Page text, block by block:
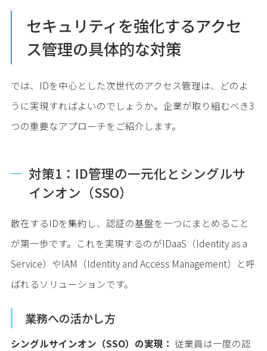
セキュリティを強化するアクセ
ス管理の具体的な対策
では、IDを中心とした次世代のアクセス管理は、どのよ
うに実現すればよいのでしょうか。企業が取り組むべき3
つの重要なアプローチをご紹介します。
対策1：ID管理の一元化とシングルサ
インオン（SSO）
散在するIDを集約し、認証の基盤を一つにまとめること
が第一歩です。これを実現するのがIDaaS（Identity as a
Service）やIAM（Identity and Access Management）と呼
ばれるソリューションです。
業務への活かし方
シングルサインオン（SSO）の実現： 従業員は一度の認